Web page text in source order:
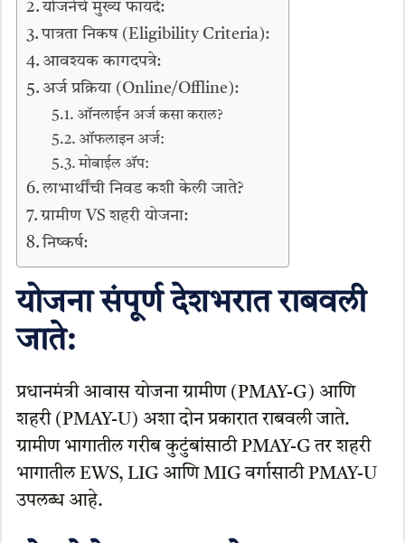
योजनेचे मुख्य फायदे:
पात्रता निकष (Eligibility Criteria):
आवश्यक कागदपत्रे:
अर्ज प्रक्रिया (Online/Offline):
ऑनलाईन अर्ज कसा कराल?
ऑफलाइन अर्ज:
मोबाईल अ‍ॅप:
लाभार्थींची निवड कशी केली जाते?
ग्रामीण VS शहरी योजना:
निष्कर्ष:
योजना संपूर्ण देशभरात राबवली
जाते:
प्रधानमंत्री आवास योजना ग्रामीण (PMAY-G) आणि
शहरी (PMAY-U) अशा दोन प्रकारात राबवली जाते.
ग्रामीण भागातील गरीब कुटुंबांसाठी PMAY-G तर शहरी
भागातील EWS, LIG आणि MIG वर्गासाठी PMAY-U
उपलब्ध आहे.